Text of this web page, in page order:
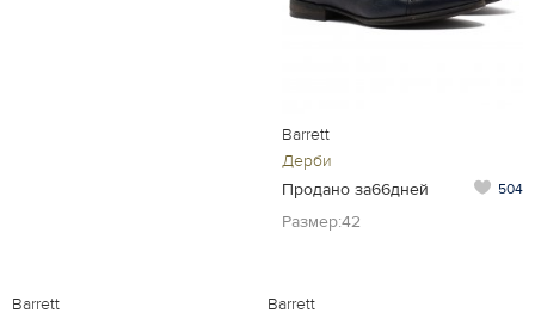
Barrett
Дерби
Продано за66дней
504
Размер:42
Barrett
Barrett